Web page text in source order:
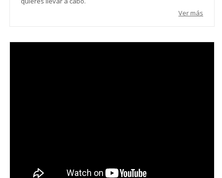
Ver más